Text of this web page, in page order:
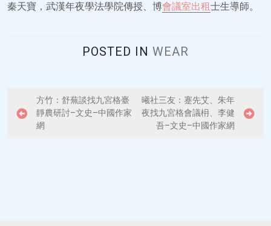
秦天寶，武漢年夜學法學院傳授、博會議室出租士生導師。
POSTED IN WEAR
o
方竹：舒蕪談找九宮格臺
靜農研討–文史–中國作家
網
曦社三友：蹇先艾、朱年
夜找九宮格會議枏、李健
吾–文史–中國作家網